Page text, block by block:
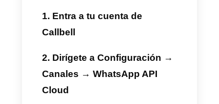
La empresa puede seguir
usando WhatsApp desde el
celular mientras aprovecha
todas las funciones avanzadas
de la API dentro de Callbell.